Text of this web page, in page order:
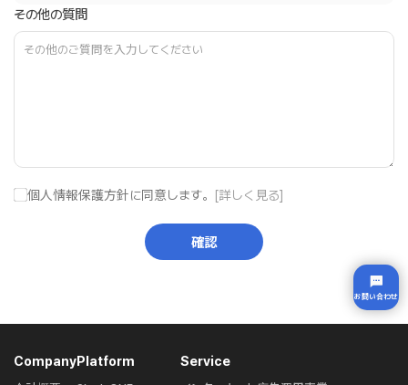
その他の質問
個人情報保護方針に同意します。 [詳しく見る]
確認
お問い合わせ
CompanyPlatform Service